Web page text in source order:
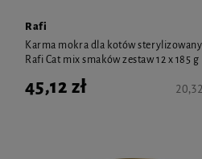
Rafi
Karma mokra dla kotów
Rafi Cat mix smaków zestaw 12 x 185 g
45,12 zł